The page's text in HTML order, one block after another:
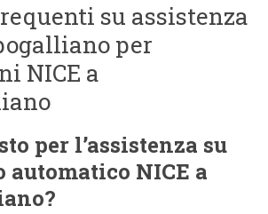
su assistenza
per
NICE a
per l’assistenza su
automatico NICE a